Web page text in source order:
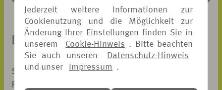
Jederzeit weitere Informationen zur
Cookienutzung und die Möglichkeit zur
Änderung Ihrer Einstellungen finden Sie in
unserem
Cookie-Hinweis . Bitte beachten
Sie auch unseren
Datenschutz-Hinweis
und unser
Impressum .
DOKUMENTE ZUM DOWNLOAD
SCHADENANZEIGE
REISERÜCKTRITTS-VERSICHERUNG